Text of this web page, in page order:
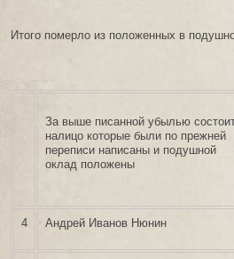
Итого померло из положенных в
За выше писанной убылью
налицо которые были по прежней
переписи написаны и подушной
оклад положены
4 Андрей Иванов Нюнин